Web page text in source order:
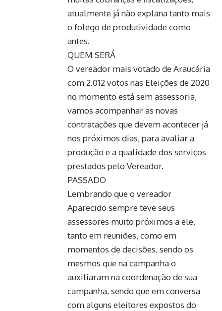
atualmente já não explana tanto mais
o folego de produtividade como
antes.
QUEM SERÁ
O vereador mais votado de Araucária
com 2.012 votos nas Eleições de 2020
no momento está sem assessoria,
vamos acompanhar as novas
contratações que devem acontecer já
nos próximos dias, para avaliar a
produção e a qualidade dos serviços
prestados pelo Vereador.
PASSADO
Lembrando que o vereador
Aparecido sempre teve seus
assessores muito próximos a ele,
tanto em reuniões, como em
momentos de decisões, sendo os
mesmos que na campanha o
auxiliaram na coordenação de sua
campanha, sendo que em conversa
com alguns eleitores expostos do